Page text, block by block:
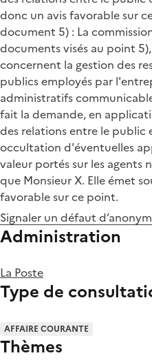
donc un avis favorable sur
document 5) : La
documents visés au point
concernent la gestion des
publics employés par
administratifs
fait la demande, en
des relations entre le
occultation d'éventuelles
valeur portés sur les agents
que Monsieur X. Elle émet
favorable sur ce point.
Signaler un défaut
Administration
La Poste
Type de
AFFAIRE COURANTE
Thèmes